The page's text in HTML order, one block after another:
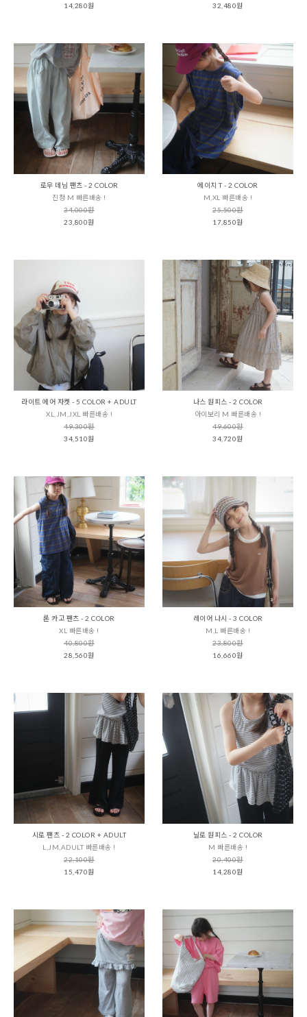
14,280원
32,480원
로우 데님 팬츠 - 2 COLOR
진청 M 빠른배송 !
34,000원
23,800원
에이치 T - 2 COLOR
M,XL 빠른배송 !
25,500원
17,850원
라이트 에어 자켓 - 5 COLOR + ADULT
XL,JM,JXL 빠른배송 !
49,300원
34,510원
나스 원피스 - 2 COLOR
아이보리 M 빠른배송 !
49,600원
34,720원
론 카고 팬츠 - 2 COLOR
XL 빠른배송 !
40,800원
28,560원
레이어 나시 - 3 COLOR
M,L 빠른배송 !
23,800원
16,660원
시로 팬츠 - 2 COLOR + ADULT
L,JM,ADULT 빠른배송 !
22,100원
15,470원
닐로 원피스 - 2 COLOR
M 빠른배송 !
20,400원
14,280원